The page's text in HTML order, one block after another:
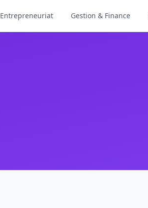
Entrepreneuriat Gestion & Finance